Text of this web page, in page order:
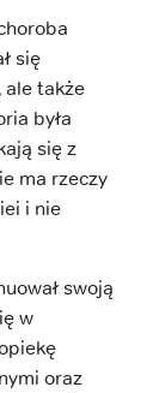
się
także
była
się z
ma rzeczy
i nie
swoją
w
oraz